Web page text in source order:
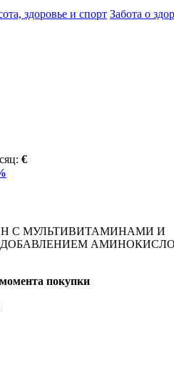
здоровье и спорт Забота о
€
С МУЛЬТИВИТАМИНАМИ И
покупки